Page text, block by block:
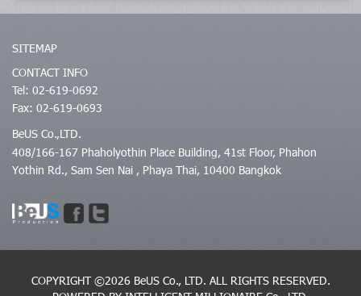
SITEMAP
CONTACT INFO
Tel: 02-619-0692
Fax: 02-619-0693
BeUS Co.,LTD.
408/166-167 Phaholyothin Place Building, 41st Floor, Phahon
Yothin Rd., Sam Sen Nai , Phaya Thai, 10400 Bangkok
COPYRIGHT ©2026 BeUS Co., LTD. ALL RIGHTS RESERVED.